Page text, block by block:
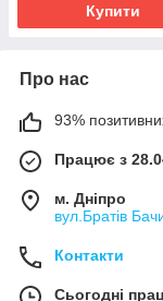
Купити
Про нас
93%
Працює з
м. Дніпро
вул.Братів
Контакти
Сьогодні